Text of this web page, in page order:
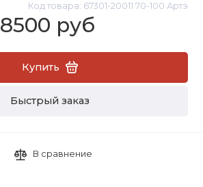
Код товара: 67301-20011 70-100 Артэ
8500 руб
Купить
Быстрый заказ
В сравнение